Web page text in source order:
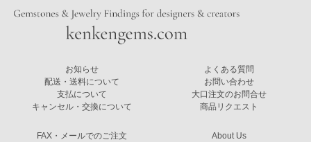
お知らせ
配送・送料について
支払について
キャンセル・交換について
よくある質問
お問い合わせ
大口注文のお問合せ
商品リクエスト
FAX・メールでのご注文
About Us